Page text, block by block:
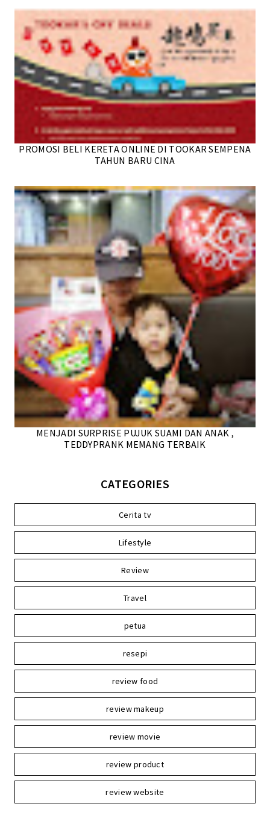
PROMOSI BELI KERETA ONLINE DI TOOKAR SEMPENA
TAHUN BARU CINA
MENJADI SURPRISE PUJUK SUAMI DAN ANAK ,
TEDDYPRANK MEMANG TERBAIK
CATEGORIES
Cerita tv
Lifestyle
Review
Travel
petua
resepi
review food
review makeup
review movie
review product
review website